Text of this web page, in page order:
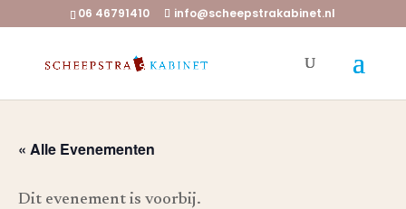
06 46791410 info@scheepstrakabinet.nl
« Alle Evenementen
Dit evenement is voorbij.